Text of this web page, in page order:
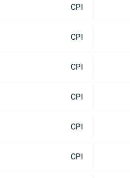
CPI
CPI
CPI
CPI
CPI
CPI